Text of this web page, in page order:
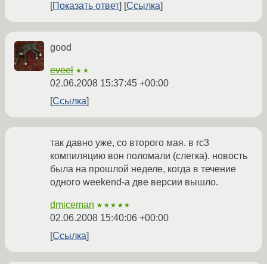
Показать ответ
Ссылка
good
eveel ★★
02.06.2008 15:37:45 +00:00
Ссылка
так давно уже, со второго мая. в rc3
компиляцию вон поломали (слегка). новость
была на прошлой неделе, когда в течение
одного weekend-а две версии вышло.
dmiceman ★★★★★
02.06.2008 15:40:06 +00:00
Ссылка